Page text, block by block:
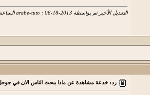
التعديل الأخير تم بواسطة arabe-tuto ; 06-18-2013 الساعة
رد: خدعة مشاهدة عن ماذا يبحث الناس الان في جوجل